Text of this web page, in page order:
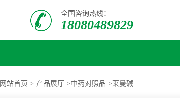
全国咨询热线：
18080489829
网站首页 > 产品展厅 >中药对照品 >莱曼碱